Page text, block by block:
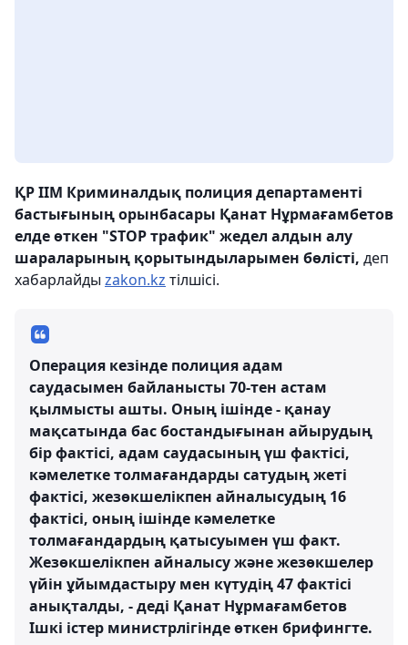
ҚР ІІМ Криминалдық полиция департаменті
бастығының орынбасары Қанат Нұрмағамбетов
елде өткен "STOP трафик" жедел алдын алу
шараларының қорытындыларымен бөлісті, деп
хабарлайды zakon.kz тілшісі.
Операция кезінде полиция адам
саудасымен байланысты 70-тен астам
қылмысты ашты. Оның ішінде - қанау
мақсатында бас бостандығынан айырудың
бір фактісі, адам саудасының үш фактісі,
кәмелетке толмағандарды сатудың жеті
фактісі, жезөкшелікпен айналысудың 16
фактісі, оның ішінде кәмелетке
толмағандардың қатысуымен үш факт.
Жезөкшелікпен айналысу және жезөкшелер
үйін ұйымдастыру мен күтудің 47 фактісі
анықталды, - деді Қанат Нұрмағамбетов
Ішкі істер министрлігінде өткен брифингте.